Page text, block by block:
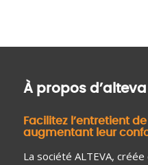
À propos d’alteva
Facilitez l’entretient
augmentant leur
La société ALTEVA,